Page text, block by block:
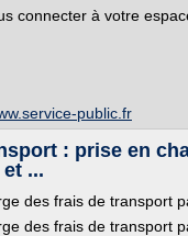
connecter à votre
public.fr
: prise en
...
des frais de transport
des frais de transport